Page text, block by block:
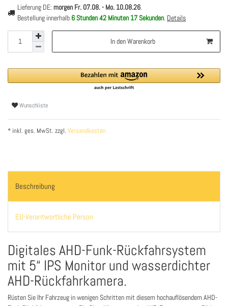
Lieferung DE: morgen Fr. 07.08.- Mo. 10.08.26.
Bestellung innerhalb 6 Stunden42 Minuten 17 Sekunden. Details
In den Warenkorb
Wunschliste
* inkl. ges. MwSt. zzgl. Versandkosten
Beschreibung
EU-Verantwortliche Person
Digitales AHD-Funk-Rückfahrsystem
mit 5“ IPS Monitor und wasserdichter
AHD-Rückfahrkamera.
Rüsten Sie Ihr Fahrzeug in wenigen Schritten mit diesem hochauflösendem AHD-